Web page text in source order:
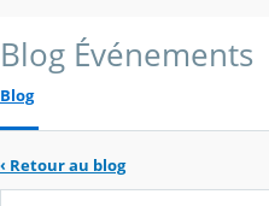
Blog Événements
Blog
‹ Retour au blog